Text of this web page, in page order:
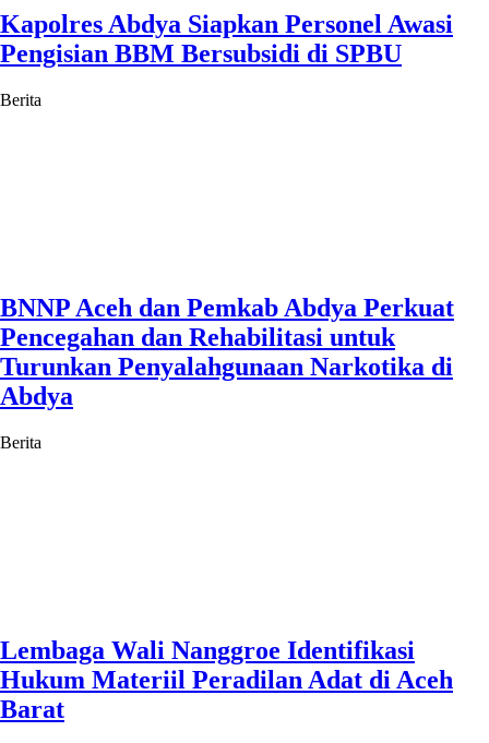
Kapolres Abdya Siapkan Personel Awasi
Pengisian BBM Bersubsidi di SPBU
Berita
BNNP Aceh dan Pemkab Abdya Perkuat
Pencegahan dan Rehabilitasi untuk
Turunkan Penyalahgunaan Narkotika di
Abdya
Berita
Lembaga Wali Nanggroe Identifikasi
Hukum Materiil Peradilan Adat di Aceh
Barat